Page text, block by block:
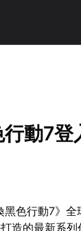
動7登
色行動7》
造的最新系